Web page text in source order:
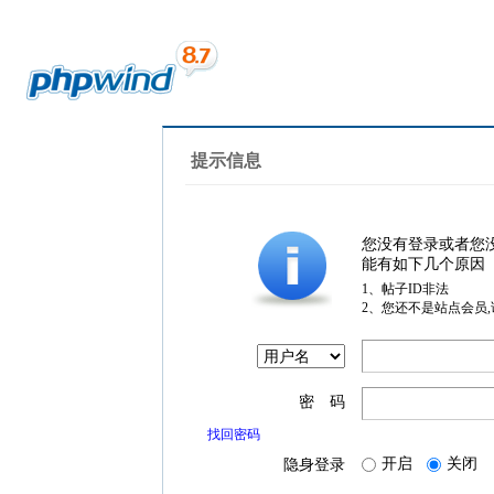
提示信息
您没有登录或者您
能有如下几个原因
1、帖子ID非法
2、您还不是站点会员
密 码
找回密码
隐身登录 开启 关闭